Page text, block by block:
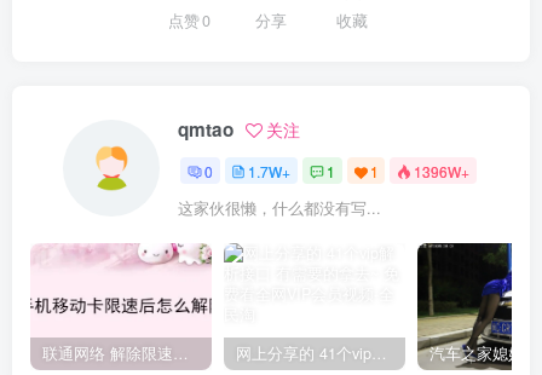
点赞0 分享 收藏
qmtao 关注
0 1.7W+ 1 1 1396W+
这家伙很懒，什么都没有写...
联通网络 解除限速方法参考！畅享、畅玩、老白干等及其它地区自测了 网上分享的 41个vip解析接口 有需要的拿去~ 免费看全网VIP会员视频